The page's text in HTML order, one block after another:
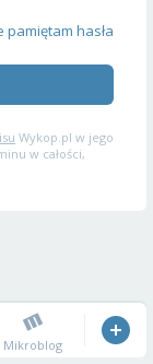
pamiętam hasła
Wykop.pl w jego
w całości,
Mikroblog